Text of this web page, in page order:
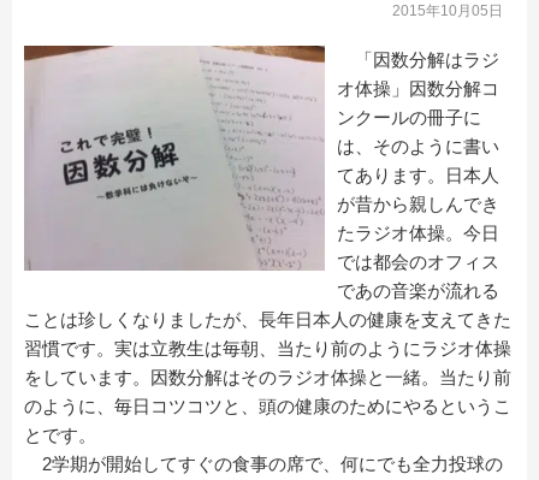
2015年10月05日
「因数分解はラジ
オ体操」因数分解コ
ンクールの冊子に
は、そのように書い
てあります。日本人
が昔から親しんでき
たラジオ体操。今日
では都会のオフィス
であの音楽が流れる
ことは珍しくなりましたが、長年日本人の健康を支えてきた
習慣です。実は立教生は毎朝、当たり前のようにラジオ体操
をしています。因数分解はそのラジオ体操と一緒。当たり前
のように、毎日コツコツと、頭の健康のためにやるというこ
とです。
2学期が開始してすぐの食事の席で、何にでも全力投球の